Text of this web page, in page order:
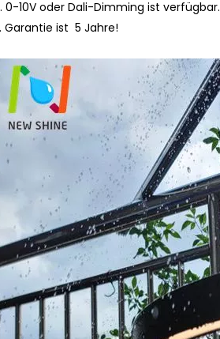
0-10V oder Dali-Dimming ist verfügbar.
Garantie ist 5 Jahre!